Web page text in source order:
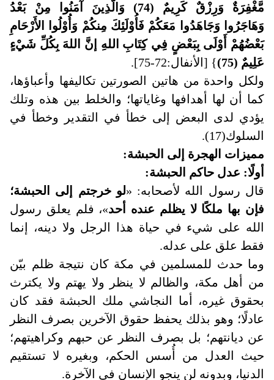
مَّغْفِرَةٌ وَرِزْقٌ كَرِيمٌ (74) وَالَّذِينَ آمَنُوا مِنْ بَعْدُ
وَهَاجَرُوا وَجَاهَدُوا مَعَكُمْ فَأُوْلَئِكَ مِنكُمْ وَأُوْلُوا الأَرْحَامِ
بَعْضُهُمْ أَوْلَى بِبَعْضٍ فِي كِتَابِ اللهِ إنَّ اللهَ بِكُلِّ شَيْءٍ
عَلِيمٌ (75) } [الأنفال:72-75]
.
ولكل واحدة من هاتين الصورتين تكاليفها وأعباؤها،
كما أن لها أهدافها وغاياتها؛ والخلط بين هذه وتلك
يؤدي لدى البعض إلى خطأ في التقدير وخطأ في
السلوك(17).
مميزات الهجرة إلى الحبشة:
أولًا: عدل حاكم الحبشة:
قال رسول الله لأصحابه: «لو خرجتم إلى الحبشة؛
فإن بها ملكًا لا يظلم عنده أحد»، فلم يعلق رسول
الله على شيء في حياة هذا الرجل ولا دينه، إنما
فقط علق على عدله.
وما حدث للمسلمين في مكة كان نتيجة ظلم بيّن
من أهل مكة، والظالم لا ينظر ولا يهتم ولا يكترث
بحقوق غيره، أما النجاشي ملك الحبشة فقد كان
عادلًا؛ وهو بذلك يحفظ حقوق الآخرين بصرف النظر
عن ديانتهم؛ بل بصرف النظر عن حبهم وكراهيتهم؛
حيث العدل من أُسس الحكم، وبغيره لا تستقيم
الدنيا، وبدونه لن ينجو الإنسان في الآخرة.